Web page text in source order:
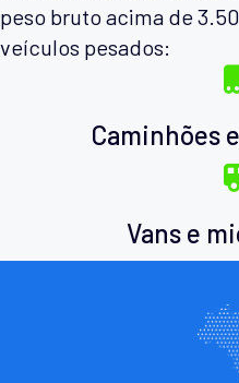
peso bruto acima de
veículos pesados:
Caminhões
Vans e